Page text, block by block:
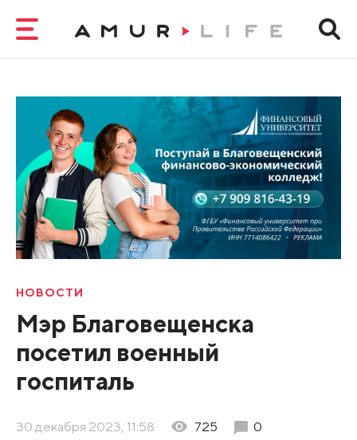
НОВОСТИ
Мэр Благовещенска
посетил военный
госпиталь
30 декабря 2023, 11:58 725 0